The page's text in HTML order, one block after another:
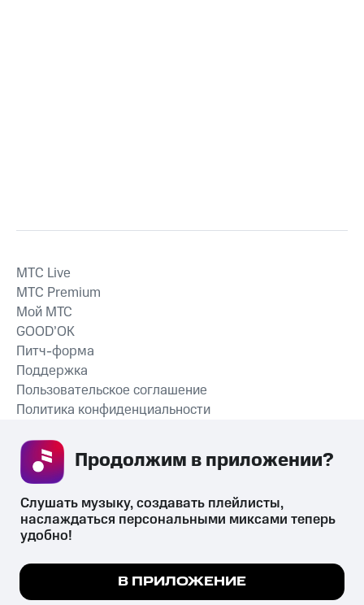
СКАЧАТЬ ПРИЛОЖЕНИЕ
MTС Live
MTС Premium
Мой МТС
GOOD’OK
Питч-форма
Поддержка
Пользовательское соглашение
Политика конфиденциальности
психотропных веществ, их аналогов причиняет вред здоровью,
их незаконный оборот запрещён и влечёт установленную
законодательством ответственность.
Мы используем куки, чтобы на сайте все
Подробнее
Слушать музыку, создавать плейлисты,
наслаждаться персональными миксами теперь
удобно!
В ПРИЛОЖЕНИЕ